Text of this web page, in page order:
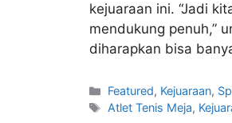
kejuaraan ini. “Jadi
mendukung penuh,”
diharapkan bisa
Featured, Kejuaraan,
Atlet Tenis Meja,